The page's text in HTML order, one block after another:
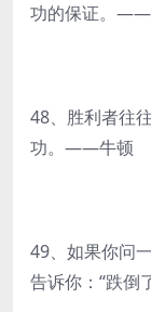
功的保证。——
48、胜利者往
功。——牛顿
49、如果你问
告诉你：“跌